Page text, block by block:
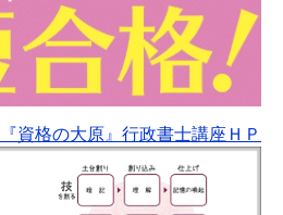
『資格の大原』行政書士講座ＨＰ